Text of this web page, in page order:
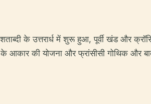
के उत्तरार्ध में शुरू हुआ, पूर्वी खंड और
आकार की योजना और फ्रांसीसी गोथिक और